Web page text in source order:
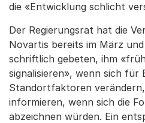
die «Entwicklung schlicht
Der Regierungsrat hat die
Novartis bereits im März
schriftlich gebeten, ihm
signalisieren», wenn sich für
Standortfaktoren
informieren, wenn sich die
abzeichnen würden. Ein